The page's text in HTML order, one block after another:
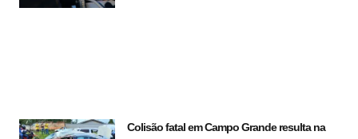
Colisão fatal em Campo Grande resulta na